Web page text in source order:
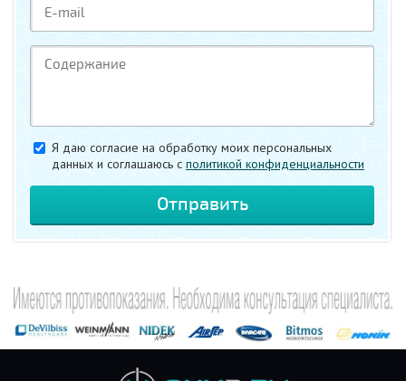
Я даю согласие на обработку моих персональных
данных и соглашаюсь c политикой конфиденциальности